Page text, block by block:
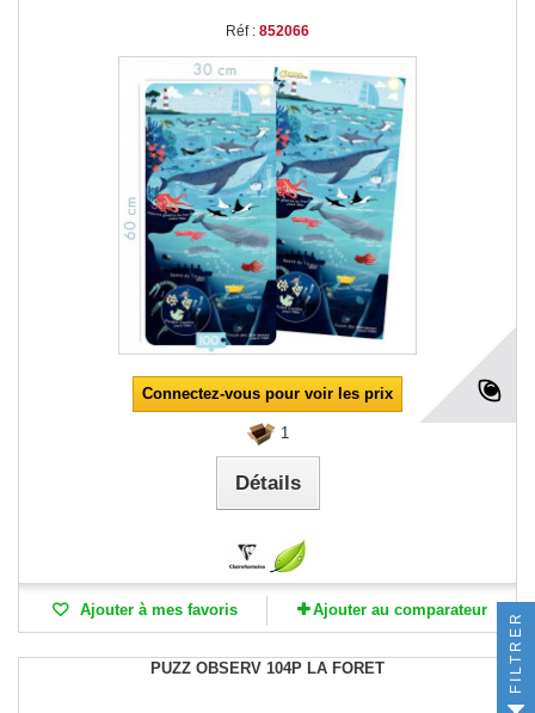
Réf : 852066
Connectez-vous pour voir les prix
1
Détails
Ajouter à mes favoris Ajouter au comparateur
PUZZ OBSERV 104P LA FORET FILTRER